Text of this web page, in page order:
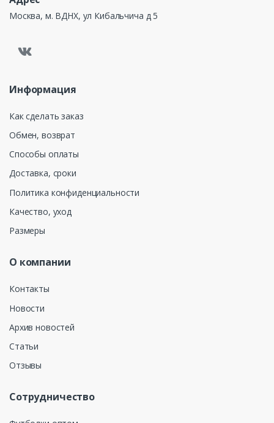
Москва, м. ВДНХ, ул Кибальчича д 5
Информация
Как сделать заказ
Обмен, возврат
Способы оплаты
Доставка, сроки
Политика конфиденциальности
Качество, уход
Размеры
О компании
Контакты
Новости
Архив новостей
Статьи
Отзывы
Сотрудничество